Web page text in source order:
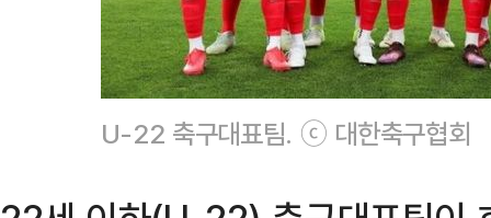
U-22 축구대표팀. ⓒ 대한축구협회